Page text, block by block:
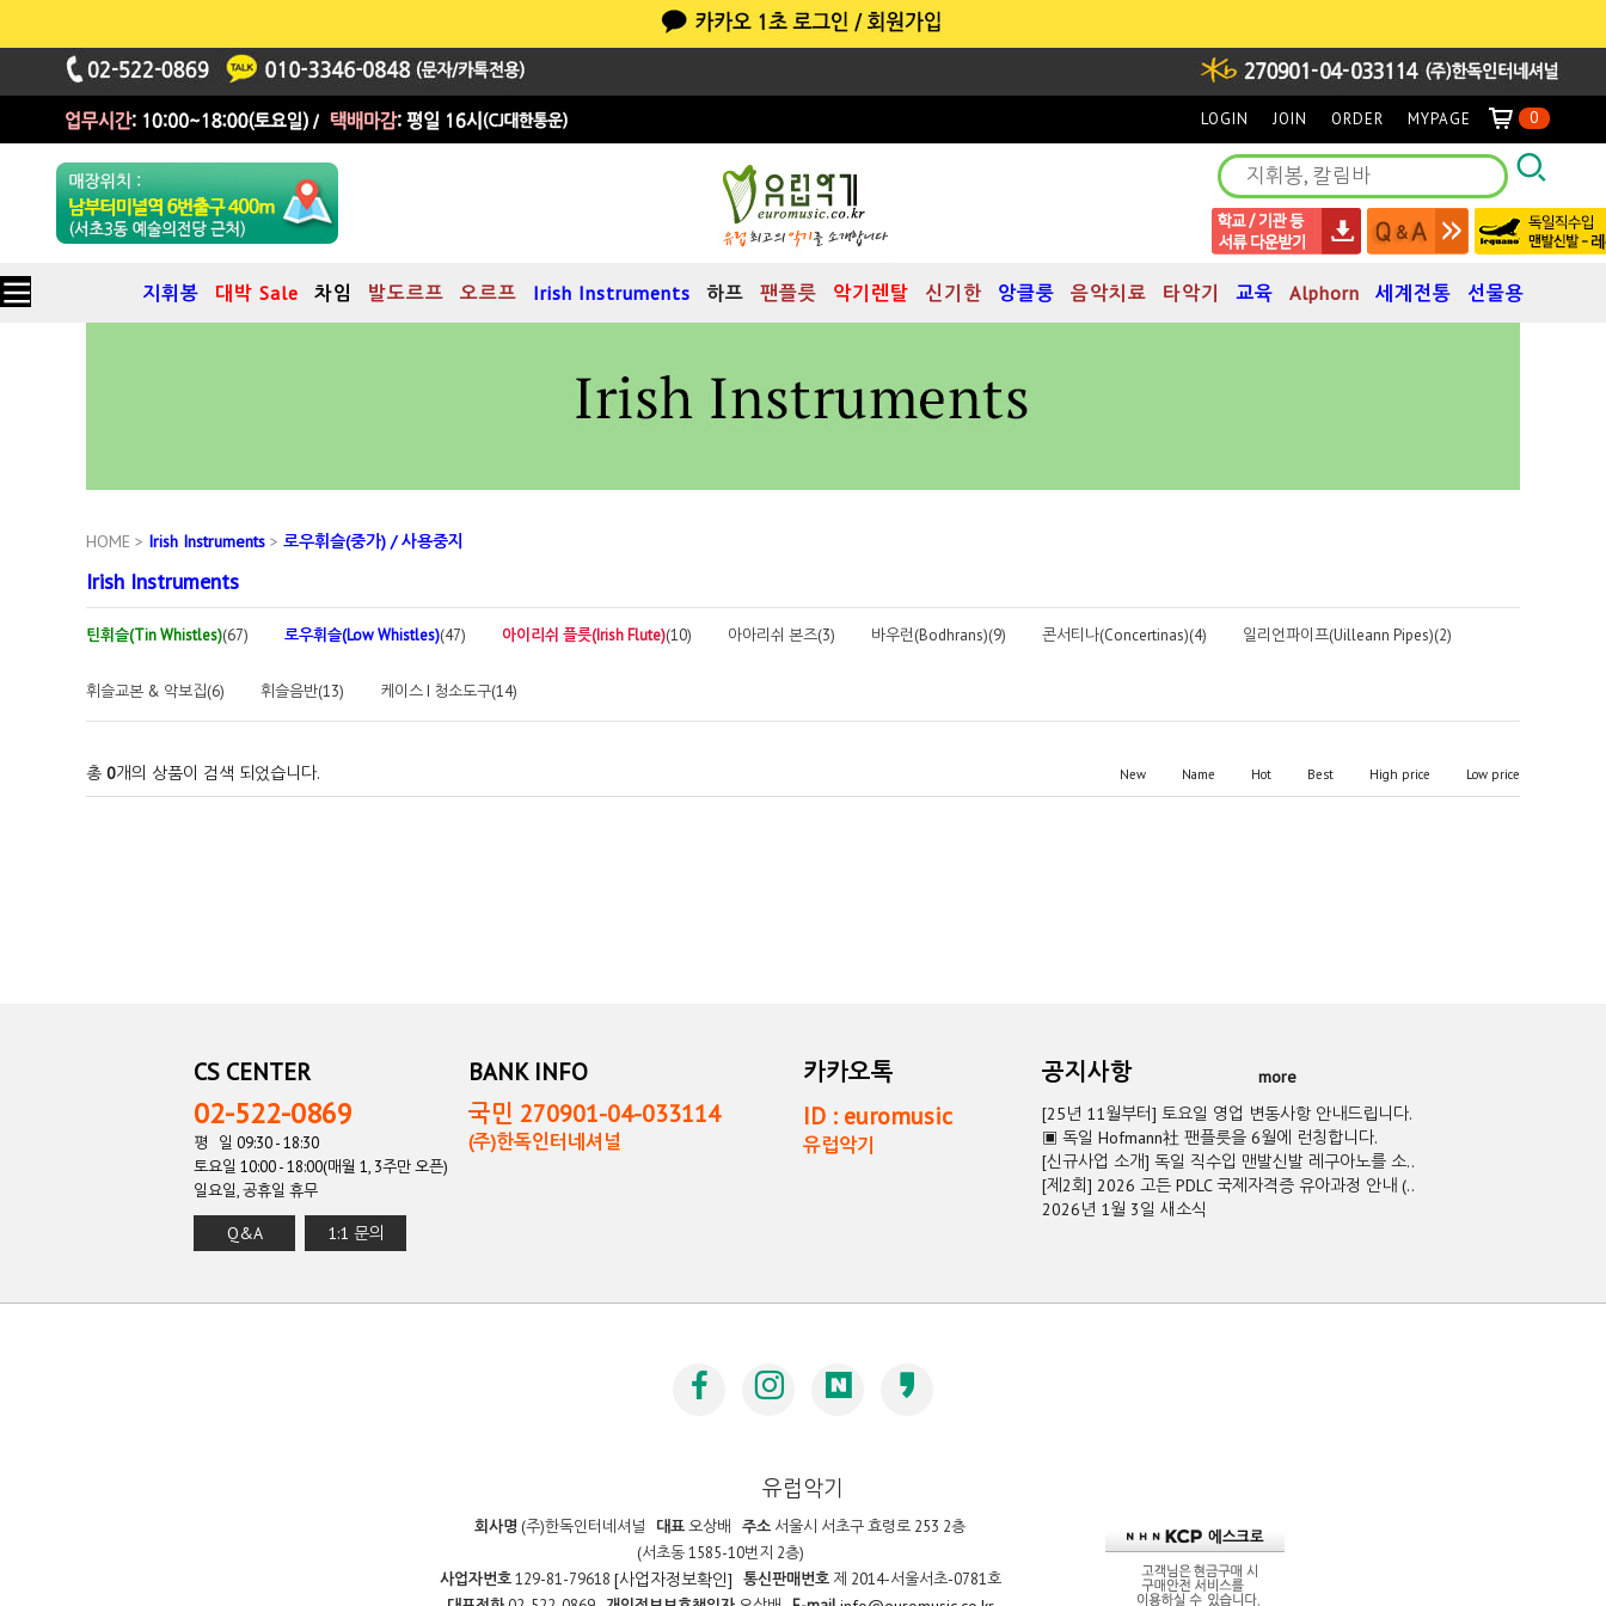
LOGIN JOIN ORDER MYPAGE 0
지휘봉 대박 Sale 차임 발도르프 오르프 Irish Instruments 하프 팬플릇 악기렌탈 신기한 앙클룽 음악치료 타악기 교육 Alphorn 세계전통 선물용
HOME > Irish Instruments > 로우휘슬(중가) / 사용중지
Irish Instruments
틴휘슬(Tin Whistles)(67) 로우휘슬(Low Whistles)(47) 아이리쉬 플릇(Irish Flute)(10) 아아리쉬 본즈(3) 바우런(Bodhrans)(9) 콘서티나(Concertinas)(4) 일리언파이프(Uilleann Pipes)(2)
휘슬교본 & 악보집(6) 휘슬음반(13) 케이스 I 청소도구(14)
총 0개의 상품이 검색 되었습니다. New Name Hot Best High price Low price
CS CENTER
02-522-0869
평 일 09:30 - 18:30
토요일 10:00 - 18:00(매월 1, 3주만 오픈)
일요일, 공휴일 휴무
Q&A 1:1 문의
BANK INFO
국민 270901-04-033114
(주)한독인터네셔널
카카오톡
ID : euromusic
유럽악기
공지사항
more
[25년 11월부터] 토요일 영업 변동사항 안내드립니다.
▣ 독일 Hofmann社 팬플릇을 6월에 런칭합니다.
[신규사업 소개] 독일 직수입 맨발신발 레구아노를 소..
[제2회] 2026 고든 PDLC 국제자격증 유아과정 안내 (..
2026년 1월 3일 새소식
유럽악기
회사명 (주)한독인터네셔널 대표오상배 주소 서울시 서초구 효령로 253 2층
(서초동 1585-10번지 2층)
사업자번호129-81-79618 [사업자정보확인] 통신판매번호제 2014-서울서초-0781호